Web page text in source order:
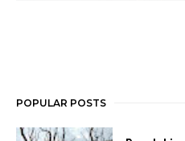
POPULAR POSTS